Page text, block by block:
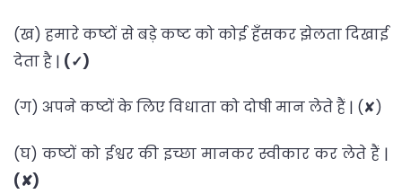
(ख) हमारे कष्टों से बड़े कष्ट को कोई हँसकर झेलता दिखाई
देता है | (✓)
(ग) अपने कष्टों के लिए विधाता को दोषी मान लेते हैं | (✘)
(घ) कष्टों को ईश्वर की इच्छा मानकर स्वीकार कर लेते हैं |
(✘)